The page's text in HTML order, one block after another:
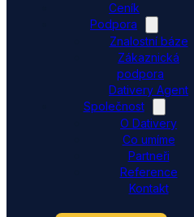
Ceník
Podpora
Znalostní báze
Zákaznická
podpora
Dativery Agent
Společnost
O Dativery
Co umíme
Partneři
Reference
Kontakt